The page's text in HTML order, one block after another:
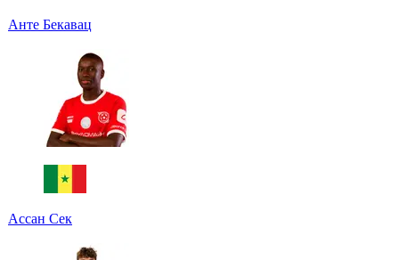
Анте Бекавац
Ассан Сек